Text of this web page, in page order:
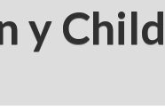
y Child